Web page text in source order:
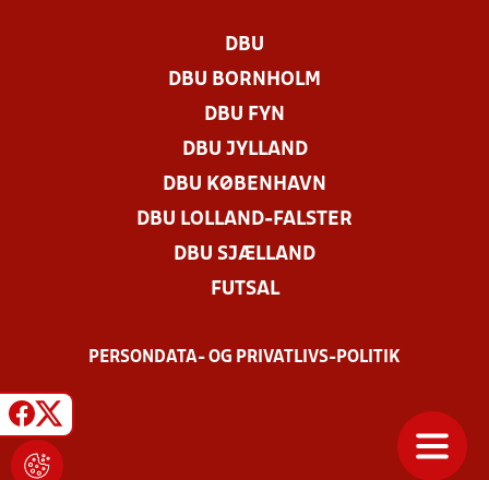
DBU
DBU BORNHOLM
DBU FYN
DBU JYLLAND
DBU KØBENHAVN
DBU LOLLAND-FALSTER
DBU SJÆLLAND
FUTSAL
PERSONDATA- OG PRIVATLIVS-POLITIK